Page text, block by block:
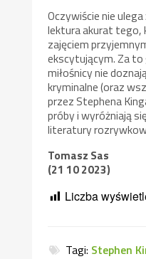
Oczywiście nie
lektura akurat tego,
zajęciem
ekscytującym. Za to
miłośnicy nie
kryminalne (oraz
przez Stephena
próby i wyróżniają
literatury
Tomasz Sas
(21 10 2023)
Liczba
Tagi: Stephen